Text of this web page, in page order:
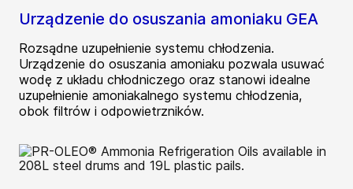
Urządzenie do osuszania amoniaku GEA
Rozsądne uzupełnienie systemu chłodzenia.
Urządzenie do osuszania amoniaku pozwala usuwać
wodę z układu chłodniczego oraz stanowi idealne
uzupełnienie amoniakalnego systemu chłodzenia,
obok filtrów i odpowietrzników.